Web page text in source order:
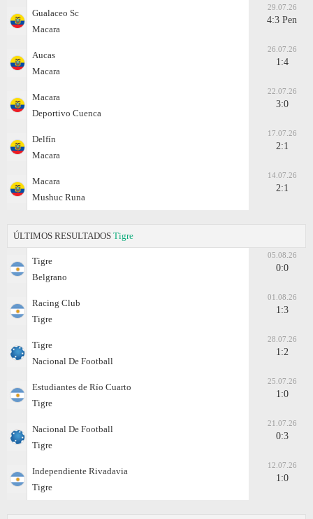
Gualaceo Sc
Macara
29.07.26
4:3 Pen
Aucas
Macara
26.07.26
1:4
Macara
Deportivo Cuenca
22.07.26
3:0
Delfín
Macara
17.07.26
2:1
Macara
Mushuc Runa
14.07.26
2:1
ÚLTIMOS RESULTADOS Tigre
Tigre
Belgrano
05.08.26
0:0
Racing Club
Tigre
01.08.26
1:3
Tigre
Nacional De Football
28.07.26
1:2
Estudiantes de Río Cuarto
Tigre
25.07.26
1:0
Nacional De Football
Tigre
21.07.26
0:3
Independiente Rivadavia
Tigre
12.07.26
1:0